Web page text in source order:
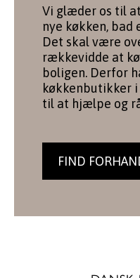
Vi glæder os til
nye køkken, bad
Det skal være
rækkevidde at
boligen. Derfor
køkkenbutikker
til at hjælpe og
FIND